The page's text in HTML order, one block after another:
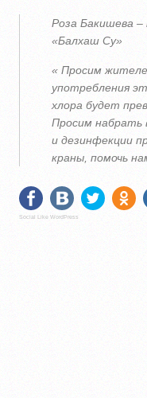
Роза Бакишева –
«Балхаш Су»
« Просим
употребления
хлора будет
Просим набрать
и дезинфекции
краны, помочь
Social Like WordPress